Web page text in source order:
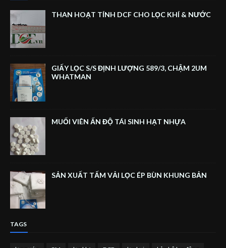
THAN HOẠT TÍNH DCF CHO LỌC KHÍ & NƯỚC
GIẤY LỌC S/S ĐỊNH LƯỢNG 589/3, CHẬM 2UM
WHATMAN
MUỐI VIÊN ẤN ĐỘ TÁI SINH HẠT NHỰA
SẢN XUẤT TẤM VẢI LỌC ÉP BÙN KHUNG BẢN
TAGS